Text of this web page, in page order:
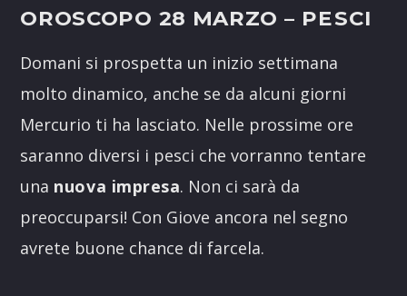
OROSCOPO 28 MARZO – PESCI
Domani si prospetta un inizio settimana
molto dinamico, anche se da alcuni giorni
Mercurio ti ha lasciato. Nelle prossime ore
saranno diversi i pesci che vorranno tentare
una nuova impresa. Non ci sarà da
preoccuparsi! Con Giove ancora nel segno
avrete buone chance di farcela.